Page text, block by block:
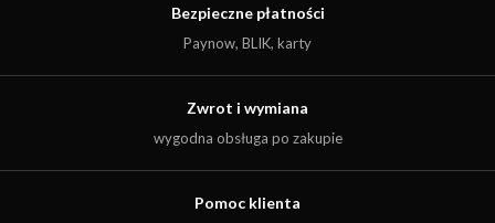
Bezpieczne płatności
Paynow, BLIK, karty
Zwrot i wymiana
wygodna obsługa po zakupie
Pomoc klienta